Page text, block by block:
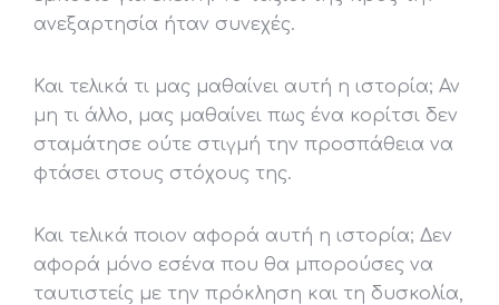
ανεξαρτησία ήταν συνεχές.
Και τελικά τι μας μαθαίνει αυτή η ιστορία; Αν
μη τι άλλο, μας μαθαίνει πως ένα κορίτσι δεν
σταμάτησε ούτε στιγμή την προσπάθεια να
φτάσει στους στόχους της.
Και τελικά ποιον αφορά αυτή η ιστορία; Δεν
αφορά μόνο εσένα που θα μπορούσες να
ταυτιστείς με την πρόκληση και τη δυσκολία,